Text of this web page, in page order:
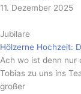
11. Dezember 2025
Jubilare
Hölzerne Hochzeit:
Ach wo ist denn nur
Tobias zu uns ins
großer